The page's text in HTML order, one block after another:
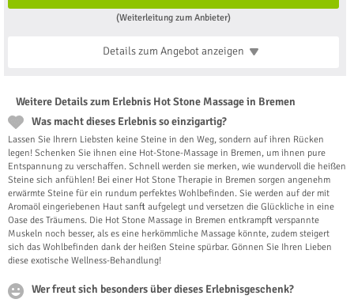
(Weiterleitung zum Anbieter)
Details zum Angebotanzeigen
Weitere Details zum Erlebnis Hot Stone Massage in Bremen
Was macht dieses Erlebnis so einzigartig?
Lassen Sie Ihrern Liebsten keine Steine in den Weg, sondern auf ihren Rücken
legen! Schenken Sie ihnen eine Hot-Stone-Massage in Bremen, um ihnen pure
Entspannung zu verschaffen. Schnell werden sie merken, wie wundervoll die heißen
Steine sich anfühlen! Bei einer Hot Stone Therapie in Bremen sorgen angenehm
erwärmte Steine für ein rundum perfektes Wohlbefinden. Sie werden auf der mit
Aromaöl eingeriebenen Haut sanft aufgelegt und versetzen die Glückliche in eine
Oase des Träumens. Die Hot Stone Massage in Bremen entkrampft verspannte
Muskeln noch besser, als es eine herkömmliche Massage könnte, zudem steigert
sich das Wohlbefinden dank der heißen Steine spürbar. Gönnen Sie Ihren Lieben
diese exotische Wellness-Behandlung!
Wer freut sich besonders über dieses Erlebnisgeschenk?